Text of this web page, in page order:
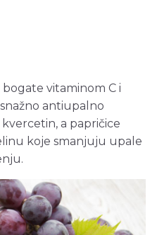
vitaminom C i
antiupalno
a papričice
koje smanjuju upale